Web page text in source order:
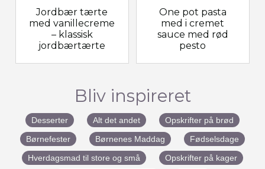
Jordbær tærte
med vanillecreme
– klassisk
jordbærtærte
One pot pasta
med i cremet
sauce med rød
pesto
Bliv inspireret
Desserter Alt det andet
Opskrifter på brød
Børnefester
Børnenes Maddag
Fødselsdage
Hverdagsmad til store og små
Opskrifter på kager